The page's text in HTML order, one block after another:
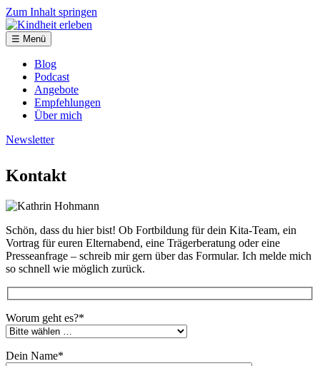
Zum Inhalt springen
☰ Menü
Blog
Podcast
Angebote
Empfehlungen
Über mich
Newsletter
Kontakt
Schön, dass du hier bist! Ob Fortbildung für dein Kita-Team, ein
Vortrag für euren Elternabend, eine Trägerberatung oder eine
Presseanfrage – schreib mir gern über das Formular. Ich melde mich
so schnell wie möglich zurück.
Worum geht es?*
Dein Name*